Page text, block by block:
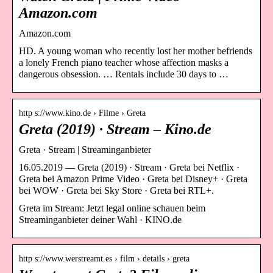
Amazon.com
Amazon.com
HD. A young woman who recently lost her mother befriends
a lonely French piano teacher whose affection masks a
dangerous obsession. … Rentals include 30 days to …
http s://www.kino.de › Filme › Greta
Greta (2019) · Stream – Kino.de
Greta · Stream | Streaminganbieter
16.05.2019 — Greta (2019) · Stream · Greta bei Netflix ·
Greta bei Amazon Prime Video · Greta bei Disney+ · Greta
bei WOW · Greta bei Sky Store · Greta bei RTL+.
Greta im Stream: Jetzt legal online schauen beim
Streaminganbieter deiner Wahl · KINO.de
http s://www.werstreamt.es › film › details › greta